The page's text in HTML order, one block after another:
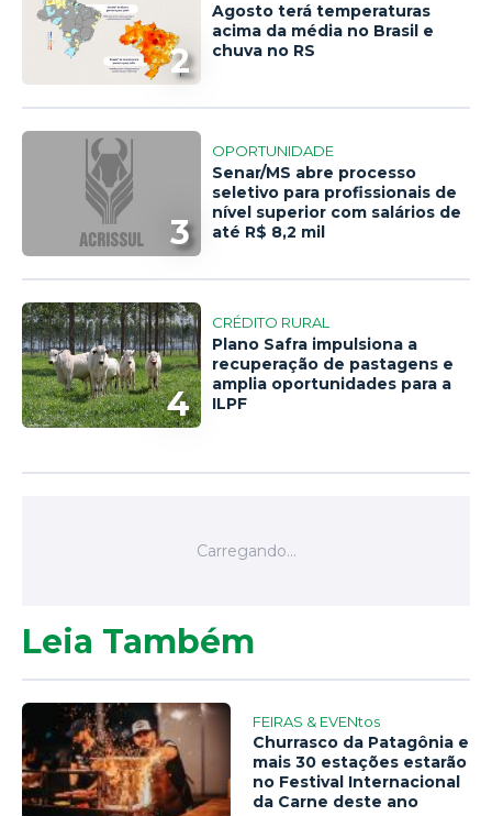
2
Agosto terá temperaturas
acima da média no Brasil e
chuva no RS
3
OPORTUNIDADE
Senar/MS abre processo
seletivo para profissionais de
nível superior com salários de
até R$ 8,2 mil
4
CRÉDITO RURAL
Plano Safra impulsiona a
recuperação de pastagens e
amplia oportunidades para a
ILPF
Leia Também
FEIRAS & EVENtos
Churrasco da Patagônia e
mais 30 estações estarão
no Festival Internacional
da Carne deste ano